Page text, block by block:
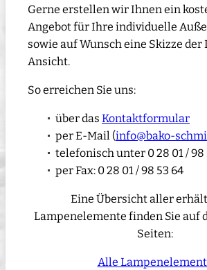
Gerne erstellen wir Ihnen ein
Angebot für Ihre individuelle
sowie auf Wunsch eine Skizze der
Ansicht.
So erreichen Sie uns:
über das Kontaktformular
per E-Mail (info@bako-
telefonisch unter 0 28 01 / 98
per Fax: 0 28 01 / 98 53 64
Eine Übersicht aller
Lampenelemente finden Sie auf
Seiten:
Alle